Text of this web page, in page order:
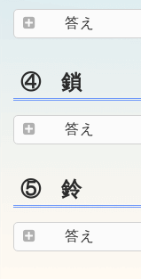
答え
④ 鎖
答え
⑤ 鈴
答え